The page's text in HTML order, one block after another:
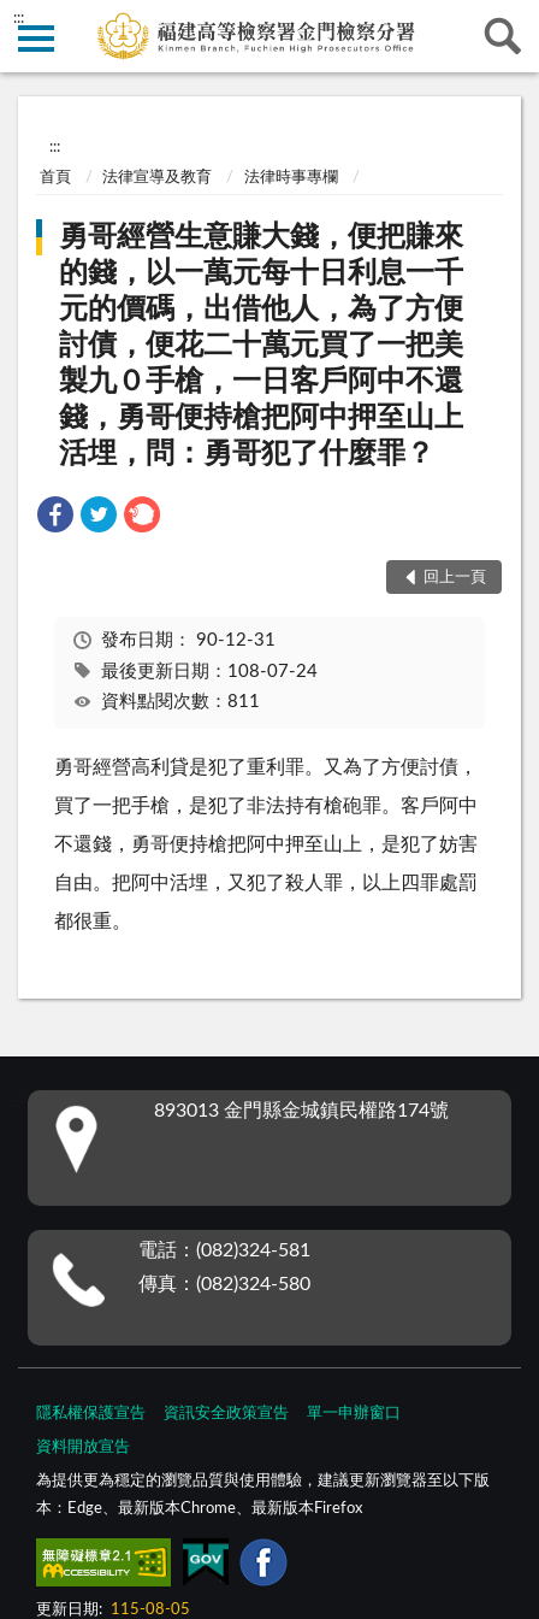
:::
:::
首頁 法律宣導及教育 法律時事專欄
勇哥經營生意賺大錢，便把賺來
的錢，以一萬元每十日利息一千
元的價碼，出借他人，為了方便
討債，便花二十萬元買了一把美
製九０手槍，一日客戶阿中不還
錢，勇哥便持槍把阿中押至山上
活埋，問：勇哥犯了什麼罪？
回上一頁
發布日期： 90-12-31
最後更新日期：108-07-24
資料點閱次數：811
勇哥經營高利貸是犯了重利罪。又為了方便討債，
買了一把手槍，是犯了非法持有槍砲罪。客戶阿中
不還錢，勇哥便持槍把阿中押至山上，是犯了妨害
自由。把阿中活埋，又犯了殺人罪，以上四罪處罰
都很重。
893013 金門縣金城鎮民權路174號
電話：(082)324-581
傳真：(082)324-580
隱私權保護宣告 資訊安全政策宣告 單一申辦窗口
資料開放宣告
為提供更為穩定的瀏覽品質與使用體驗，建議更新瀏覽器至以下版
本：Edge、最新版本Chrome、最新版本Firefox
更新日期: 115-08-05